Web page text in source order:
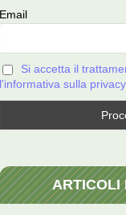
Email
Si accetta il
l'informativa sulla
ARTICOLI